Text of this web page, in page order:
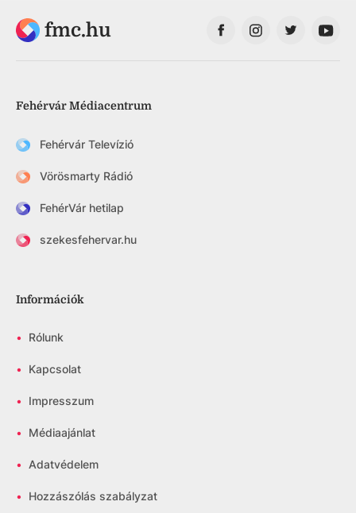
fmc.hu
Fehérvár Médiacentrum
Fehérvár Televízió
Vörösmarty Rádió
FehérVár hetilap
szekesfehervar.hu
Információk
• Rólunk
• Kapcsolat
• Impresszum
• Médiaajánlat
• Adatvédelem
• Hozzászólás szabályzat